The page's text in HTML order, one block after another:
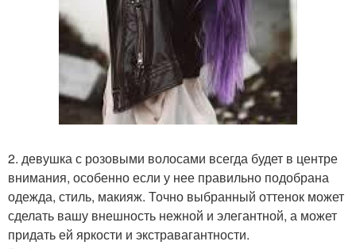
2. девушка с розовыми волосами всегда будет в центре
внимания, особенно если у нее правильно подобрана
одежда, стиль, макияж. Точно выбранный оттенок может
сделать вашу внешность нежной и элегантной, а может
придать ей яркости и экстравагантности.